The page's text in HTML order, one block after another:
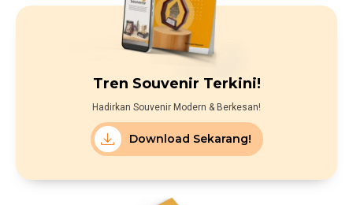
Tren Souvenir Terkini!
Hadirkan Souvenir Modern & Berkesan!
Download Sekarang!